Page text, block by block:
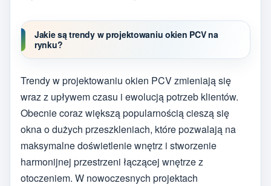
Jakie są trendy w projektowaniu okien PCV na
rynku?
Trendy w projektowaniu okien PCV zmieniają się
wraz z upływem czasu i ewolucją potrzeb klientów.
Obecnie coraz większą popularnością cieszą się
okna o dużych przeszkleniach, które pozwalają na
maksymalne doświetlenie wnętrz i stworzenie
harmonijnej przestrzeni łączącej wnętrze z
otoczeniem. W nowoczesnych projektach